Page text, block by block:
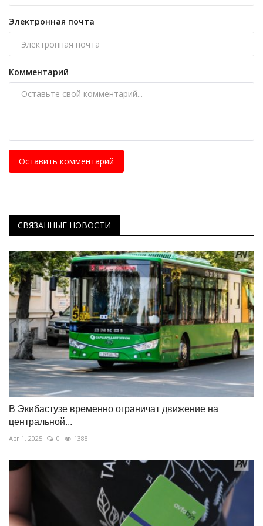
Электронная почта
Комментарий
Оставить комментарий
СВЯЗАННЫЕ НОВОСТИ
В Экибастузе временно ограничат движение на
центральной...
Авг 1, 2025 0 1388